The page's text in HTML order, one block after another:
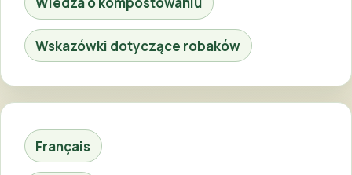
Wskazówki dotyczące robaków
Français